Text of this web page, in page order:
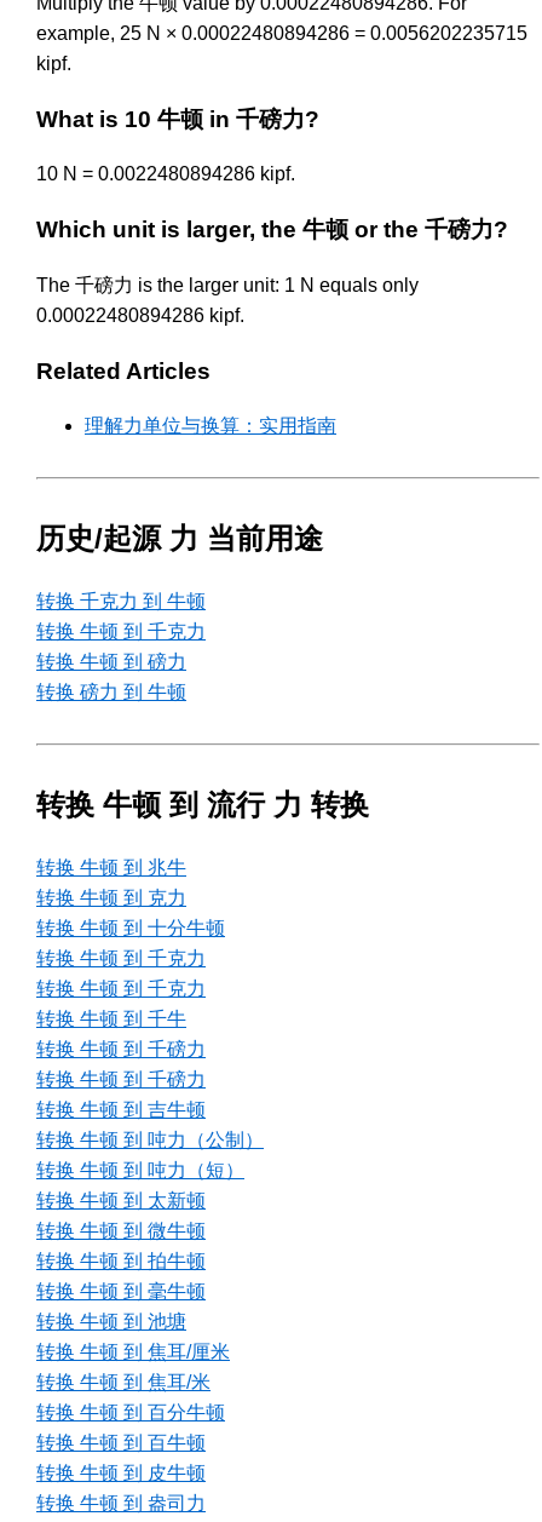
example, 25 N × 0.00022480894286 = 0.0056202235715
kipf.
What is 10 牛顿 in 千磅力?
10 N = 0.0022480894286 kipf.
Which unit is larger, the 牛顿 or the 千磅力?
The 千磅力 is the larger unit: 1 N equals only
0.00022480894286 kipf.
Related Articles
理解力单位与换算：实用指南
历史/起源 力 当前用途
转换 千克力 到 牛顿
转换 牛顿 到 千克力
转换 牛顿 到 磅力
转换 磅力 到 牛顿
转换 牛顿 到 流行 力 转换
转换 牛顿 到 兆牛
转换 牛顿 到 克力
转换 牛顿 到 十分牛顿
转换 牛顿 到 千克力
转换 牛顿 到 千克力
转换 牛顿 到 千牛
转换 牛顿 到 千磅力
转换 牛顿 到 千磅力
转换 牛顿 到 吉牛顿
转换 牛顿 到 吨力（公制）
转换 牛顿 到 吨力（短）
转换 牛顿 到 太新顿
转换 牛顿 到 微牛顿
转换 牛顿 到 拍牛顿
转换 牛顿 到 毫牛顿
转换 牛顿 到 池塘
转换 牛顿 到 焦耳/厘米
转换 牛顿 到 焦耳/米
转换 牛顿 到 百分牛顿
转换 牛顿 到 百牛顿
转换 牛顿 到 皮牛顿
转换 牛顿 到 盎司力